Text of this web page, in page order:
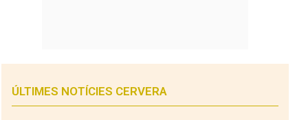
ÚLTIMES NOTÍCIES CERVERA